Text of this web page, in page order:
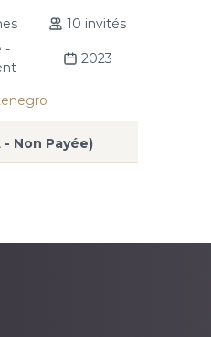
10 invités
-
2023
- Non Payée)